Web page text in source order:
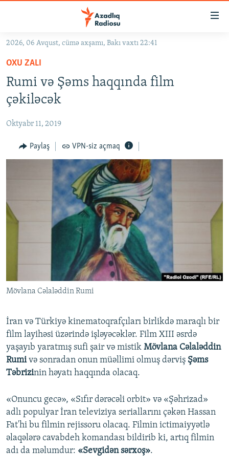
Əsas
qayıt
Əsas
naviqasiyaya
qayıt
Axtarışa
KORRUPSIOMETR
#ƏSLINDƏ
FƏRQƏ BAX
QANUNI DOĞRU
MULTIMEDIA
FOTOQALEREYA
RADIO ARXIV
OXU ZALI
AZƏRBAYCAN ƏDƏBIYYATI KITABXANASI
İSLAM VƏ DEMOKRATIYA
İZ - MƏDƏNIYYƏT PROQRAMI
HAQQIMIZDA
PEŞƏ ETIKASI VƏ JURNALISTIKA STANDARTLARIMIZ
MATERIALLARIMIZDAN ISTIFADƏ
AZADLIQRADIOSU MOBIL TELEFONUNUZDA
XƏBƏR BÜLLETENLƏRIMIZ
RFE/RL-in bütün saytları
2026, 06 Avqust, cümə axşamı, Bakı vaxtı 22:41
OXU ZALI
Rumi və Şəms haqqında film
çəkiləcək
Oktyabr 11, 2019
Paylaş VPN-siz açmaq
Mövlana Cəlaləddin Rumi
İran və Türkiyə kinematoqrafçıları birlikdə maraqlı bir
film layihəsi üzərində işləyəcəklər. Film XIII əsrdə
yaşayıb yaratmış sufi şair və mistik Mövlana Cəlaləddin
Rumivə sonradan onun müəllimi olmuş dərviş Şəms
Təbrizinin həyatı haqqında olacaq.
«Onuncu gecə», «Sıfır dərəcəli orbit» və «Şəhrizad»
adlı populyar İran televiziya seriallarını çəkən Hassan
Fat'hi bu filmin rejissoru olacaq. Filmin ictimaiyyətlə
əlaqələrə cavabdeh komandası bildirib ki, artıq filmin
adı da məlumdur: «Sevgidən sərxoş».